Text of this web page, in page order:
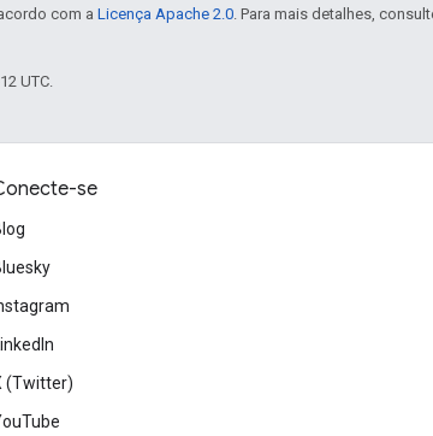
com a Licença Apache 2.0 . Para mais detalhes,
UTC.
se
(Twitter)